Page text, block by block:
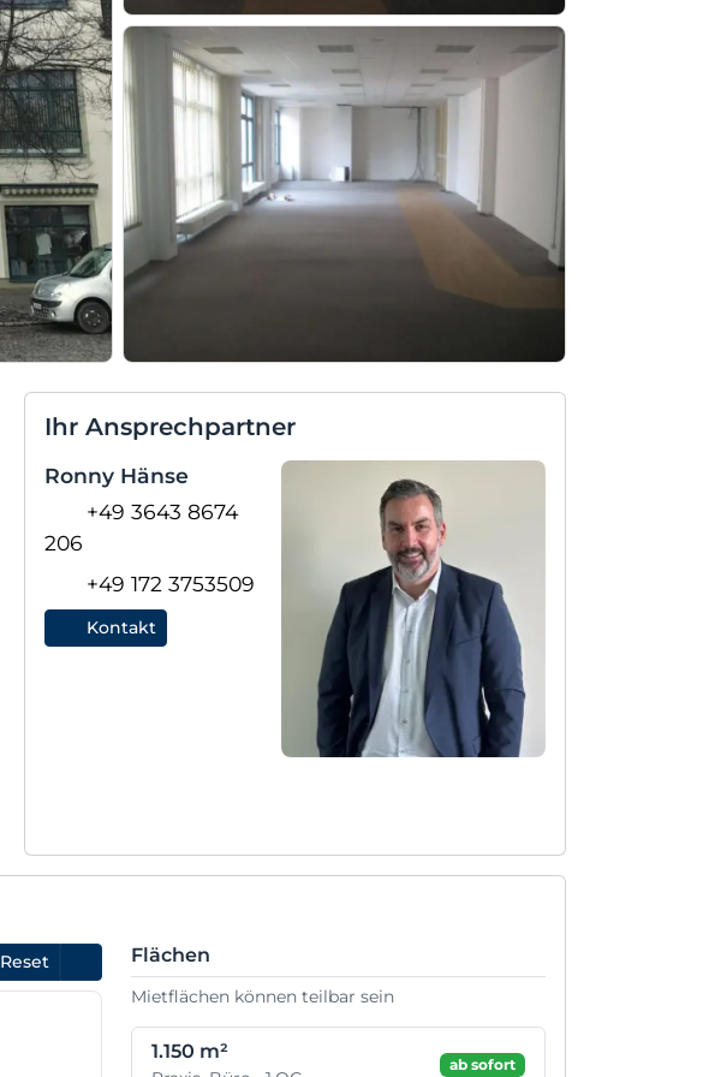
Ihr Ansprechpartner
Ronny Hänse
+49 3643 8674
206
+49 172 3753509
Kontakt
Reset Flächen
Mietflächen können teilbar sein
1.150 m²
ab sofort